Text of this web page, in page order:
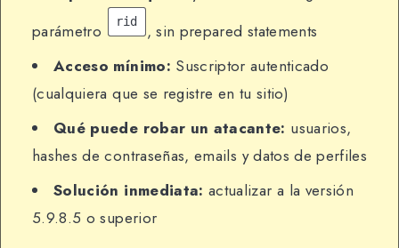
parámetro
rid
, sin prepared statements
Acceso mínimo: Suscriptor autenticado
(cualquiera que se registre en tu sitio)
Qué puede robar un atacante: usuarios,
hashes de contraseñas, emails y datos de perfiles
Solución inmediata: actualizar a la versión
5.9.8.5 o superior